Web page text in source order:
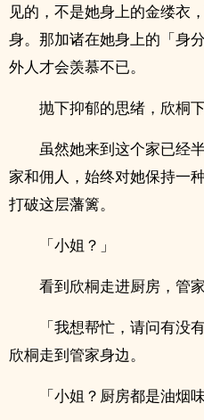
见的，不是她身上的金缕衣
身。那加诸在她身上的「身
外人才会羡慕不已。
抛下抑郁的思绪，欣桐
虽然她来到这个家已经
家和佣人，始终对她保持一
打破这层藩篱。
「小姐？」
看到欣桐走进厨房，管
「我想帮忙，请问有没
欣桐走到管家身边。
「小姐？厨房都是油